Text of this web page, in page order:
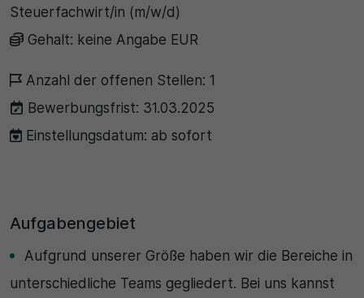
Steuerfachwirt/in (m/w/d)
Gehalt: keine Angabe EUR
Anzahl der offenen Stellen: 1
Bewerbungsfrist: 31.03.2025
Einstellungsdatum: ab sofort
Aufgabengebiet
Aufgrund unserer Größe haben wir die Bereiche in
unterschiedliche Teams gegliedert. Bei uns kannst
30 Minuten
Wird für statistische Zwecke verwendet, um
vorübergehende Daten des Besuchs zu speichern.